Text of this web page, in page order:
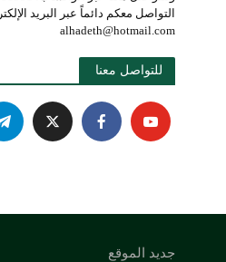
alhadeth@hotmail.com
للتواصل معنا
جديد الموقع